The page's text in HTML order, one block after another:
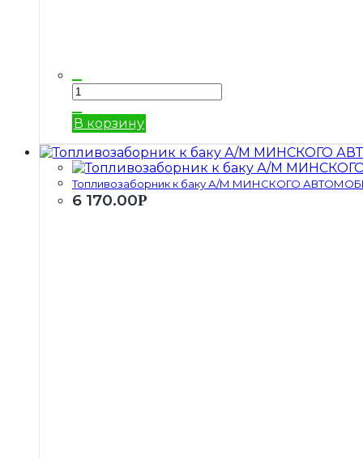
В корзину
Топливозаборник к баку А/М МИНСКОГО
6 170.00Р